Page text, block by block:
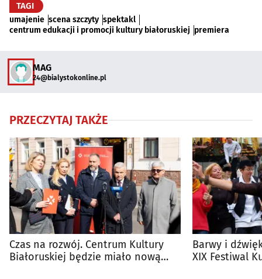
TAGI
umajenie scena szczyty spektakl
centrum edukacji i promocji kultury białoruskiej premiera
MAG
24@bialystokonline.pl
PRZECZYTAJ TAKŻE
Czas na rozwój. Centrum Kultury
Białoruskiej będzie miało nową
Barwy i
XIX Festiwal